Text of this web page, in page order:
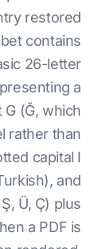
restored
contains
26-letter
a
(Ğ, which
rather than
capital I
and
Ü, Ç) plus
a PDF is